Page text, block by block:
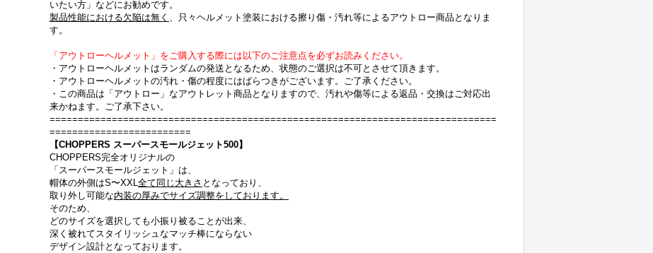
いたい方」などにお勧めです。
製品性能における欠陥は無く 、只々ヘルメット塗装における擦り傷・汚れ等によるアウトロー商品となりま
す。
「アウトローヘルメット」をご購入する際には以下のご注意点を必ずお読みください。
・アウトローヘルメットはランダムの発送となるため、状態のご選択は不可とさせて頂きます。
・アウトローヘルメットの汚れ・傷の程度にはばらつきがございます。ご了承ください。
・この商品は「アウトロー」なアウトレット商品となりますので、汚れや傷等による返品・交換はご対応出
来かねます。ご了承下さい。
===============================================================================
=========================
【CHOPPERS スーパースモールジェット500】
CHOPPERS完全オリジナルの
「スーパースモールジェット」は、
帽体の外側はS〜XXL全て同じ大きさ となっており、
取り外し可能な内装の厚みでサイズ調整をしております。
そのため、
どのサイズを選択しても小振り被ることが出来、
深く被れてスタイリッシュなマッチ棒にならない
デザイン設計となっております。